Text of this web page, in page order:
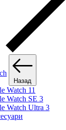
Назад
Watch 11
Watch SE 3
Watch Ultra 3